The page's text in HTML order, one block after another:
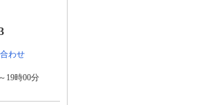
わせ
19時00分